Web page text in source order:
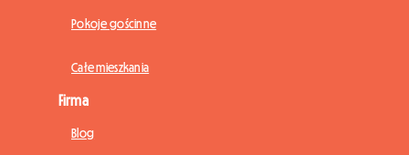
Pokoje gościnne
Całe mieszkania
Firma
Blog